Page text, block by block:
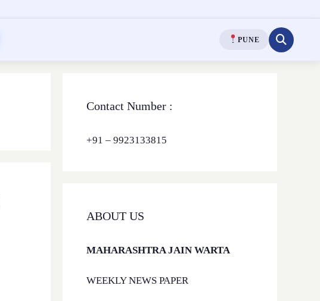
PUNE
Contact Number :
+91 – 9923133815
ABOUT US
MAHARASHTRA JAIN WARTA
WEEKLY NEWS PAPER